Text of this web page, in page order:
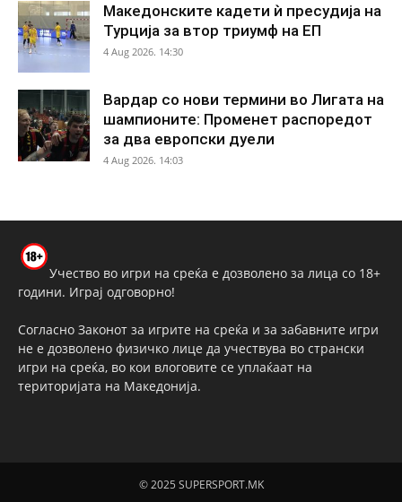
Македонските кадети ѝ пресудија на
Турција за втор триумф на ЕП
4 Aug 2026. 14:30
Вардар со нови термини во Лигата на
шампионите: Променет распоредот
за два европски дуели
4 Aug 2026. 14:03
Учество во игри на среќа е дозволено за лица со 18+
години. Играј одговорно!
Согласно Законот за игрите на среќа и за забавните игри
не е дозволено физичко лице да учествува во странски
игри на среќа, во кои влоговите се уплаќаат на
територијата на Македонија.
© 2025 SUPERSPORT.MK